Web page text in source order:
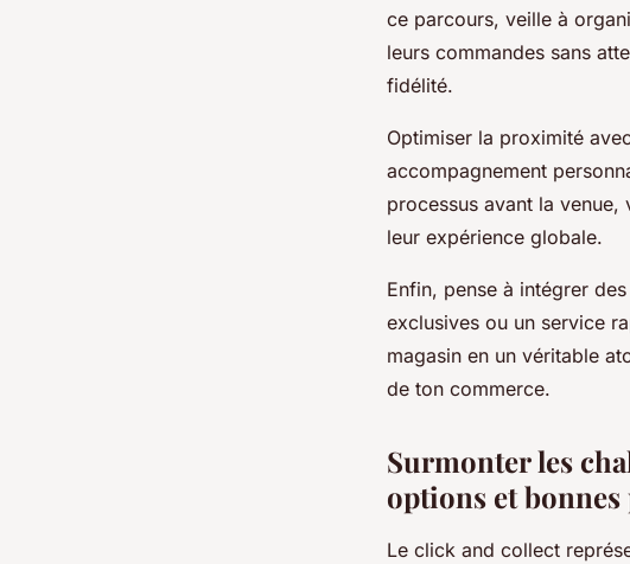
ce parcours, veille à
leurs commandes sans
fidélité.
Optimiser la proximité
accompagnement
processus avant la
leur expérience globale.
Enfin, pense à intégrer
exclusives ou un service
magasin en un véritable
de ton commerce.
Surmonter les
options et
Le click and collect